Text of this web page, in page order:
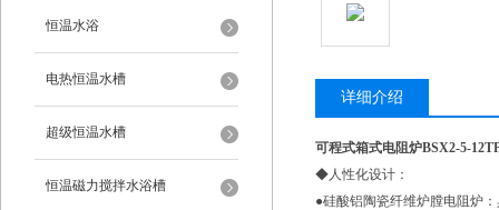
恒温水浴
电热恒温水槽
超级恒温水槽
恒温磁力搅拌水浴槽
详细介绍
可程式箱式电阻炉BSX2-5-
◆人性化设计：
●硅酸铝陶瓷纤维炉膛电阻炉